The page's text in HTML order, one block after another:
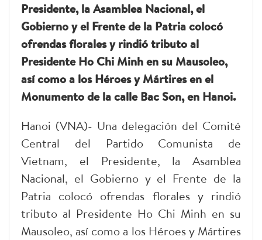
Presidente, la Asamblea Nacional, el
Gobierno y el Frente de la Patria colocó
ofrendas florales y rindió tributo al
Presidente Ho Chi Minh en su Mausoleo,
así como a los Héroes y Mártires en el
Monumento de la calle Bac Son, en Hanoi.
Hanoi (VNA)- Una delegación del Comité
Central del Partido Comunista de
Vietnam, el Presidente, la Asamblea
Nacional, el Gobierno y el Frente de la
Patria colocó ofrendas florales y rindió
tributo al Presidente Ho Chi Minh en su
Mausoleo, así como a los Héroes y Mártires